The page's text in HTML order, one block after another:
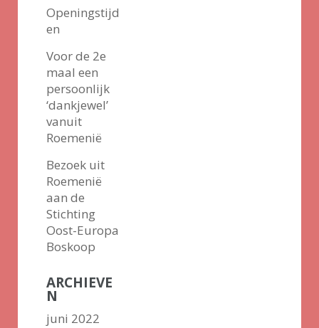
Openingstijd
en
Voor de 2e
maal een
persoonlijk
‘dankjewel’
vanuit
Roemenië
Bezoek uit
Roemenië
aan de
Stichting
Oost-Europa
Boskoop
ARCHIEVE
N
juni 2022